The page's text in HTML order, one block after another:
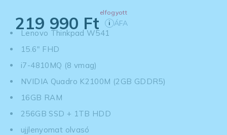
elfogyott
219 990 Ft i ÁFA
Lenovo Thinkpad W541
15.6" FHD
i7-4810MQ (8 vmag)
NVIDIA Quadro K2100M (2GB GDDR5)
16GB RAM
256GB SSD + 1TB HDD
ujjlenyomat olvasó